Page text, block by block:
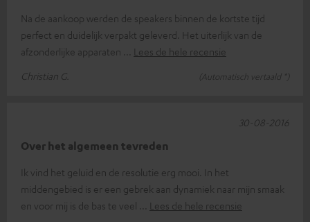
Na de aankoop werden de speakers binnen de kortste tijd
perfect en duidelijk verpakt geleverd. Het uiterlijk van de
afzonderlijke apparaten
Lees de hele recensie
Christian G.
(Automatisch vertaald *)
Over het algemeen tevreden
Ik vind het geluid en de resolutie erg mooi. In het
middengebied is er een gebrek aan dynamiek naar mijn smaak
en voor mij is de bas te veel
Lees de hele recensie
30-08-2016